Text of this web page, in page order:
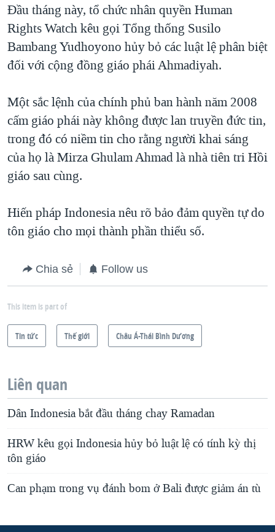
GIÁO DỤC
CHI PHÍ CHIẾN TRANH AFGHANISTAN
CÁC GIÁ TRỊ CỘNG HÒA Ở VIỆT NAM
THƯỢNG ĐỈNH TRUMP-KIM TẠI VIỆT NAM
TRỊNH VĨNH BÌNH VS. CHÍNH PHỦ VIỆT NAM
NGƯ DÂN VIỆT VÀ LÀN SÓNG TRỘM HẢI SÂM
BÊN KIA QUỐC LỘ: TIẾNG VỌNG TỪ NÔNG THÔN MỸ
QUAN HỆ VIỆT MỸ
Đầu tháng này, tổ chức nhân quyền Human
Rights Watch kêu gọi Tổng thống Susilo
Bambang Yudhoyono hủy bỏ các luật lệ phân biệt
đối với cộng đồng giáo phái Ahmadiyah.
Một sắc lệnh của chính phủ ban hành năm 2008
cấm giáo phái này không được lan truyền đức tin,
trong đó có niềm tin cho rằng người khai sáng
của họ là Mirza Ghulam Ahmad là nhà tiên tri Hồi
giáo sau cùng.
Hiến pháp Indonesia nêu rõ bảo đảm quyền tự do
tôn giáo cho mọi thành phần thiểu số.
Chia sẻ Follow us
This item is part of
Tin tức Thế giới Châu Á-Thái Bình Dương
Liên quan
Dân Indonesia bắt đầu tháng chay Ramadan
HRW kêu gọi Indonesia hủy bỏ luật lệ có tính kỳ thị
tôn giáo
Can phạm trong vụ đánh bom ở Bali được giảm án tù